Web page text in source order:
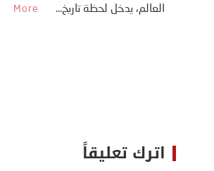
ايران، وذلك ردا على ما اعتبره الرئيس
اترك تعليقاً